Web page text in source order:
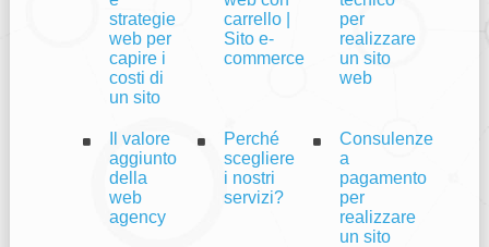
strategie
web per
capire i
costi di
un sito
carrello |
Sito e-
commerce
per
realizzare
un sito
web
Il valore
aggiunto
della
web
agency
Perché
scegliere
i nostri
servizi?
Consulenze
a
pagamento
per
realizzare
un sito